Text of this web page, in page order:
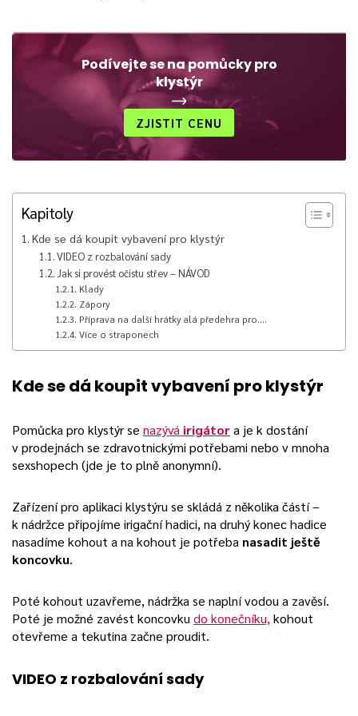
Podívejte se na pomůcky pro
klystýr
ZJISTIT CENU
Kapitoly
Kde se dá koupit vybavení pro klystýr
VIDEO z rozbalování sady
Jak si provést očistu střev – NÁVOD
Klady
Zápory
Příprava na další hrátky alá předehra pro….
Více o straponech
Kde se dá koupit vybavení pro klystýr
Pomůcka pro klystýr se nazývá irigátora je k dostání
v prodejnách se zdravotnickými potřebami nebo v mnoha
sexshopech (jde je to plně anonymní).
Zařízení pro aplikaci klystýru se skládá z několika částí –
k nádržce připojíme irigační hadici, na druhý konec hadice
nasadíme kohout a na kohout je potřeba nasadit ještě
koncovku.
Poté kohout uzavřeme, nádržka se naplní vodou a zavěsí.
Poté je možné zavést koncovkudo konečníku, kohout
otevřeme a tekutina začne proudit.
VIDEO z rozbalování sady